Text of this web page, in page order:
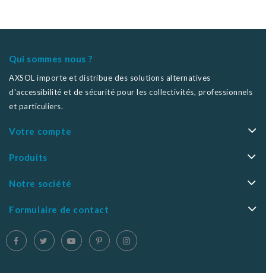
Qui sommes nous ?
AXSOL importe et distribue des solutions alternatives
d'accessibilité et de sécurité pour les collectivités, professionnels
et particuliers.
Votre compte
Produits
Notre société
Formulaire de contact